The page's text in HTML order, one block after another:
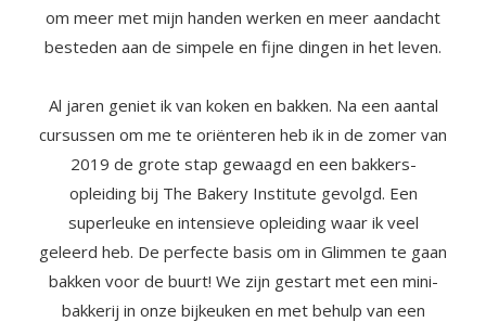
om meer met mijn handen werken en meer aandacht
besteden aan de simpele en fijne dingen in het leven.
Al jaren geniet ik van koken en bakken. Na een aantal
cursussen om me te oriënteren heb ik in de zomer van
2019 de grote stap gewaagd en een bakkers-
opleiding bij The Bakery Institute gevolgd. Een
superleuke en intensieve opleiding waar ik veel
geleerd heb. De perfecte basis om in Glimmen te gaan
bakken voor de buurt! We zijn gestart met een mini-
bakkerij in onze bijkeuken en met behulp van een